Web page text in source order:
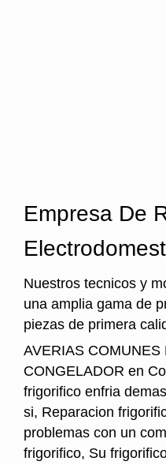
Empresa De
Nuestros tecnicos y
una amplia gama de
piezas de primera
AVERIAS
CONGELADOR en
frigorifico enfria
si, Reparacion
problemas con un
frigorifico, Su